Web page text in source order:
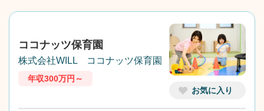
お気に入り
ココナッツ保育園
株式会社WILL ココナッツ保育園
年収300万円～